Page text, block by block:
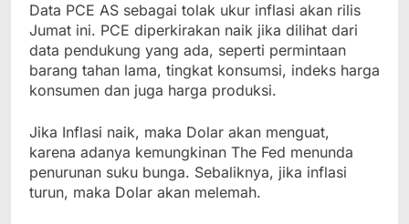
Data PCE AS sebagai tolak ukur inflasi akan rilis
Jumat ini. PCE diperkirakan naik jika dilihat dari
data pendukung yang ada, seperti permintaan
barang tahan lama, tingkat konsumsi, indeks harga
konsumen dan juga harga produksi.
Jika Inflasi naik, maka Dolar akan menguat,
karena adanya kemungkinan The Fed menunda
penurunan suku bunga. Sebaliknya, jika inflasi
turun, maka Dolar akan melemah.